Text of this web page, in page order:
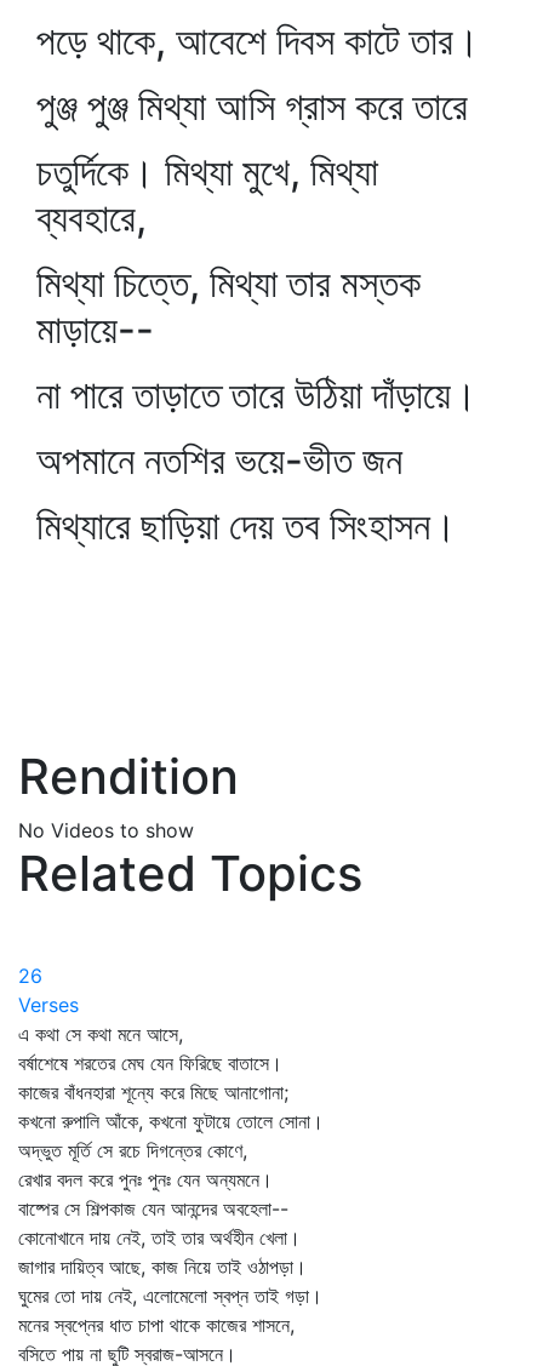
পড়ে থাকে, আবেশে দিবস কাটে তার।
পুঞ্জ পুঞ্জ মিথ্যা আসি গ্রাস করে তারে
চতুর্দিকে। মিথ্যা মুখে, মিথ্যা
ব্যবহারে,
মিথ্যা চিত্তে, মিথ্যা তার মস্তক
মাড়ায়ে--
না পারে তাড়াতে তারে উঠিয়া দাঁড়ায়ে।
অপমানে নতশির ভয়ে-ভীত জন
মিথ্যারে ছাড়িয়া দেয় তব সিংহাসন।
Rendition
No Videos to show
Related Topics
26
Verses
এ কথা সে কথা মনে আসে,
বর্ষাশেষে শরতের মেঘ যেন ফিরিছে বাতাসে।
কাজের বাঁধনহারা শূন্যে করে মিছে আনাগোনা;
কখনো রুপালি আঁকে, কখনো ফুটায়ে তোলে সোনা।
অদ্ভুত মূর্তি সে রচে দিগন্তের কোণে,
রেখার বদল করে পুনঃ পুনঃ যেন অন্যমনে।
বাষ্পের সে শিল্পকাজ যেন আনন্দের অবহেলা--
কোনোখানে দায় নেই, তাই তার অর্থহীন খেলা।
জাগার দায়িত্ব আছে, কাজ নিয়ে তাই ওঠাপড়া।
ঘুমের তো দায় নেই, এলোমেলো স্বপ্ন তাই গড়া।
মনের স্বপ্নের ধাত চাপা থাকে কাজের শাসনে,
বসিতে পায় না ছুটি স্বরাজ-আসনে।